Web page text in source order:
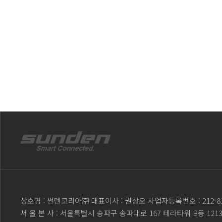
상호명 : 썬덴코리아㈜ 대표이사 : 권상오 사업자등록번호 : 212-
서 울 본 사 : 서울특별시 송파구 송파대로 167 테라타워 B동